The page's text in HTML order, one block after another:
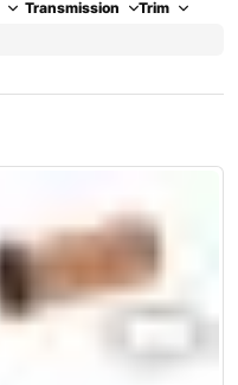
Transmission
Trim